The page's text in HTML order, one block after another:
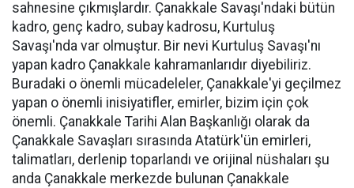
sahnesine çıkmışlardır. Çanakkale Savaşı'ndaki bütün
kadro, genç kadro, subay kadrosu, Kurtuluş
Savaşı'nda var olmuştur. Bir nevi Kurtuluş Savaşı'nı
yapan kadro Çanakkale kahramanlarıdır diyebiliriz.
Buradaki o önemli mücadeleler, Çanakkale'yi geçilmez
yapan o önemli inisiyatifler, emirler, bizim için çok
önemli. Çanakkale Tarihi Alan Başkanlığı olarak da
Çanakkale Savaşları sırasında Atatürk'ün emirleri,
talimatları, derlenip toparlandı ve orijinal nüshaları şu
anda Çanakkale merkezde bulunan Çanakkale